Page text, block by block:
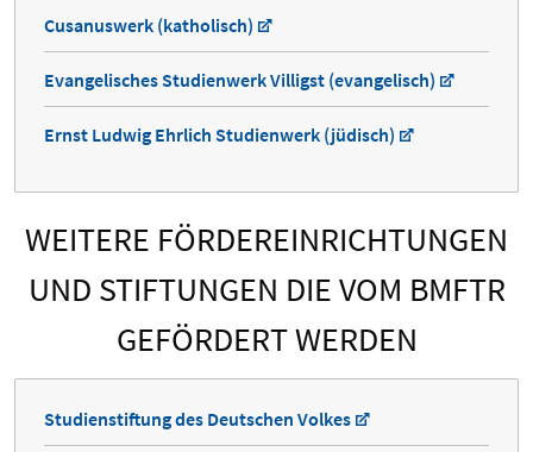
Cusanuswerk (katholisch)
Evangelisches Studienwerk Villigst (evangelisch)
Ernst Ludwig Ehrlich Studienwerk (jüdisch)
WEITERE FÖRDEREINRICHTUNGEN
UND STIFTUNGEN DIE VOM BMFTR
GEFÖRDERT WERDEN
Studienstiftung des Deutschen Volkes